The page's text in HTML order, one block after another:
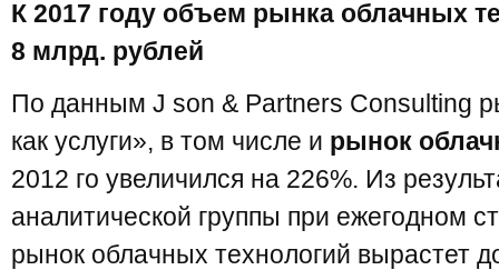
К 2017 году объем рынка облачных
8 млрд. рублей
По данным J son & Partners Consulting
как услуги», в том числе и рынок
2012 го увеличился на 226%. Из
аналитической группы при ежегодном
рынок облачных технологий вырастет